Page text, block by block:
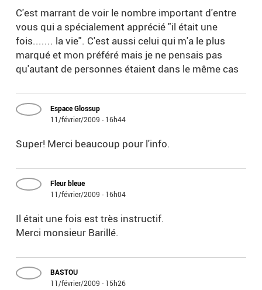
C'est marrant de voir le nombre important d'entre
vous qui a spécialement apprécié "il était une
fois....... la vie". C'est aussi celui qui m'a le plus
marqué et mon préféré mais je ne pensais pas
qu'autant de personnes étaient dans le même cas
Espace Glossup
11/février/2009 - 16h44
Super! Merci beaucoup pour l'info.
Fleur bleue
11/février/2009 - 16h04
Il était une fois est très instructif.
Merci monsieur Barillé.
BASTOU
11/février/2009 - 15h26